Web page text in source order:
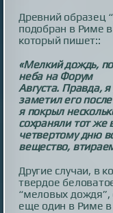
Древний образец
подобран в Риме
который пишет::
«Мелкий дождь,
неба на Форум
Августа. Правда,
заметил его
я покрыл
сохраняли тот же
четвертому дню
вещество,
Другие случаи, в
твердое
“меловых дождя”,
еще один в Риме в